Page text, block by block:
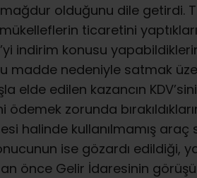
olduğunu dile getirdi.
ticaretini
indirim konusu
madde nedeniyle satmak
elde edilen kazancın
zorunda
halinde kullanılmamış araç
ise gözardı edildiği,
önce Gelir İdaresinin